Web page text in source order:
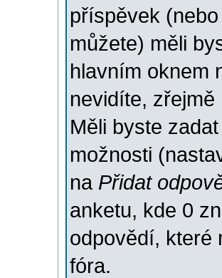
příspěvek
můžete) měli
hlavním oknem
nevidíte,
Měli byste
možnosti
na Přidat
anketu, kde 0
odpovědí, které
fóra.